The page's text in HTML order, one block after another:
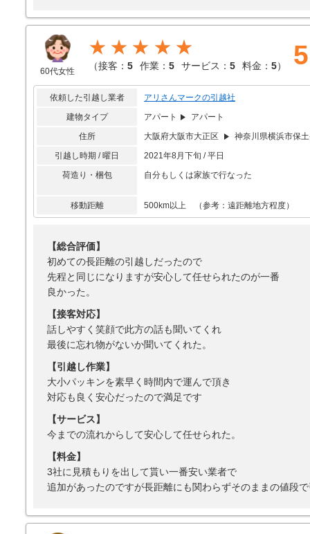
60代女性
★★★★★
（接客： 5 作業： 5 サービス： 5 料金： 5） 5
依頼した引越し業者
アリさんマークの引越社
建物タイプ
アパート
アパート
住所
大阪府大阪市大正区
神奈川県横浜市保
引越し時期 / 曜日
2021年8月下旬 / 平日
荷造り・梱包
自分もしくは家族で行なった
移動距離 500km以上 （参考：遠距離地方程度）
【総合評価】
初めての長距離の引越しだったので
先程と同じになりますが安心して任せられたのが一番
良かった。
【接客対応】
話しやすく笑顔で此方の話も聞いてくれ
最後に忘れ物がないか聞いてくれた。
【引越し作業】
大小パッキンを素早く時間内で運んで頂き
対応も良く安心だったので満足です
【サービス】
今までの流れからして安心して任せられた。
【料金】
3社に見積もりを出して貰い一番安い業者で
追加があったのですが長距離にも関わらずそのままの値段